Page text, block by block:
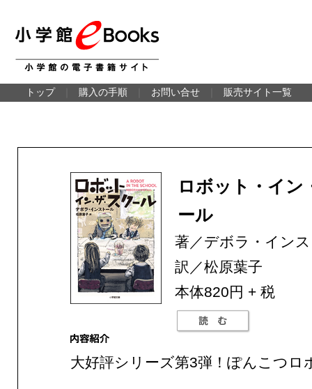
トップ 購入の手順 お問い合せ 販売サイト一覧
ロボット・イン
ール
著／デボラ・イン
訳／松原葉子
本体820円 + 税
大好評シリーズ第3弾！ぽんこつロ